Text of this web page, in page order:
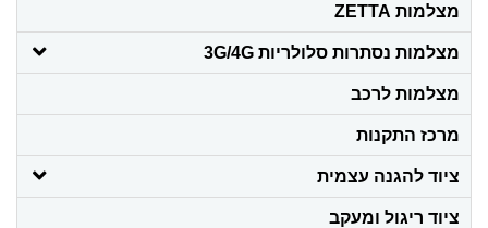
מצלמות ZETTA
מצלמות נסתרות סלולריות 3G/4G
מצלמות לרכב
מרכז התקנות
ציוד להגנה עצמית
ציוד ריגול ומעקב